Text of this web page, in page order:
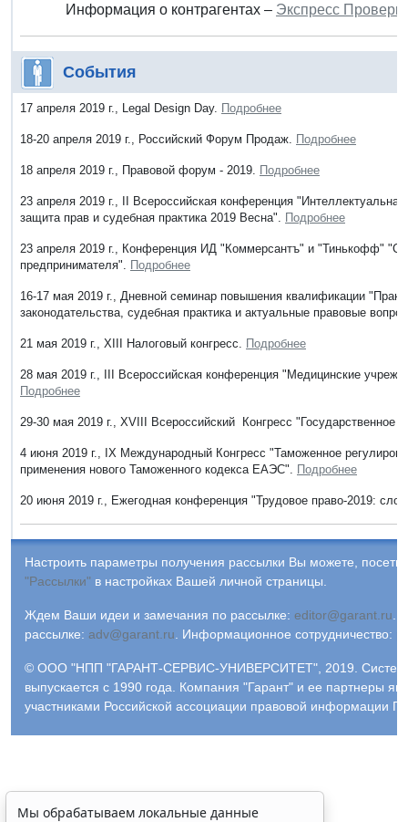
Информация о контрагентах – Экспресс
События
17 апреля 2019 г., Legal Design Day. Подробнее
18-20 апреля 2019 г., Российский Форум Продаж. Подробнее
18 апреля 2019 г., Правовой форум - 2019. Подробнее
23 апреля 2019 г., II Всероссийская конференция
защита прав и судебная практика 2019 Весна". Подробнее
23 апреля 2019 г., Конференция ИД "Коммерсантъ" и "Тинькофф"
предпринимателя". Подробнее
16-17 мая 2019 г., Дневной семинар повышения квалификации
законодательства, судебная практика и актуальные правовые
21 мая 2019 г., XIII Налоговый конгресс. Подробнее
28 мая 2019 г., III Всероссийская конференция "Медицинские
Подробнее
29-30 мая 2019 г., ХVIII Всероссийский Конгресс "Государственное
4 июня 2019 г., IX Международный Конгресс "Таможенное
применения нового Таможенного кодекса ЕАЭС". Подробнее
20 июня 2019 г., Ежегодная конференция "Трудовое право-2019:
Настроить параметры получения рассылки Вы можете,
"Рассылки" в настройках Вашей личной страницы.
Ждем Ваши идеи и замечания по рассылке: editor@garant.ru
рассылке: adv@garant.ru Информационное сотрудничество:
© ООО "НПП "ГАРАНТ-СЕРВИС-УНИВЕРСИТЕТ", 2019.
выпускается с 1990 года. Компания "Гарант" и ее партнеры
участниками Российской ассоциации правовой информации
Мы обрабатываем локальные данные